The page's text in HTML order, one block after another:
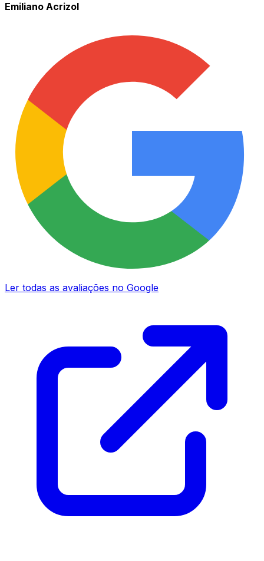
Emiliano Acrizol
Ler todas as avaliações no Google